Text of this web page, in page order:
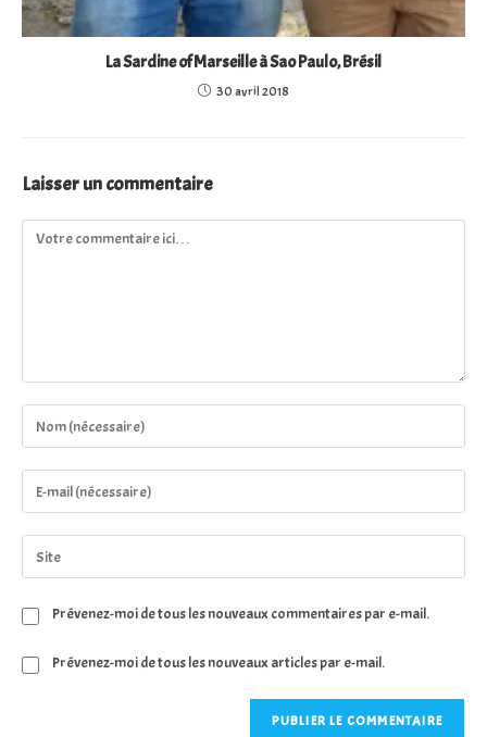
La Sardine of Marseille à Sao Paulo, Brésil
30 avril 2018
Laisser un commentaire
Comment
Enter
your
name
comment
Enter
your
email
address
comment
Saisir
l’URL
votre
site
Prévenez-moi de tous les nouveaux commentaires par e-mail.
Prévenez-moi de tous les nouveaux articles par e-mail.